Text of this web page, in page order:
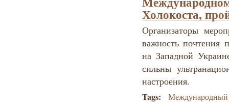
Холокоста,
Организаторы
важность почтения
на Западной
сильны
настроения.
Tags: Международный